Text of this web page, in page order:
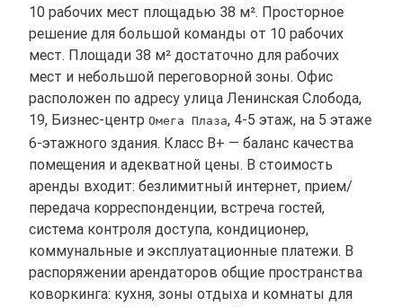
10 рабочих мест площадью 38 м². Просторное
решение для большой команды от 10 рабочих
мест. Площади 38 м² достаточно для рабочих
мест и небольшой переговорной зоны. Офис
расположен по адресу улица Ленинская Слобода,
19, Бизнес-центр Омега Плаза, 4-5 этаж, на 5 этаже
6-этажного здания. Класс B+ — баланс качества
помещения и адекватной цены. В стоимость
аренды входит: безлимитный интернет, прием/
передача корреспонденции, встреча гостей,
система контроля доступа, кондиционер,
коммунальные и эксплуатационные платежи. В
распоряжении арендаторов общие пространства
коворкинга: кухня, зоны отдыха и комнаты для